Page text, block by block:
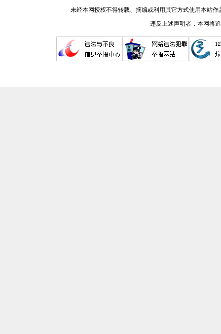
未经本网授权不得转载、摘编或利用其它方式使用本站
违反上述声明者，本网将